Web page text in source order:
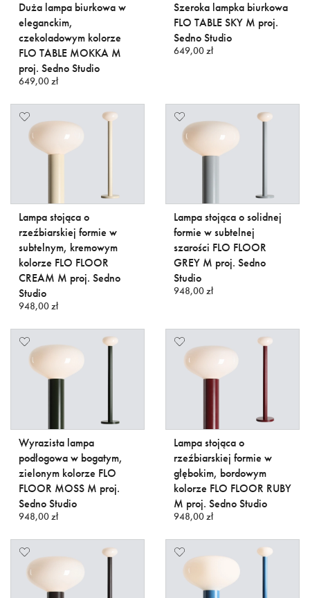
Duża lampa biurkowa w
eleganckim,
czekoladowym kolorze
FLO TABLE MOKKA M
proj. Sedno Studio
649,00 zł
Szeroka lampka biurkowa
FLO TABLE SKY M proj.
Sedno Studio
649,00 zł
Lampa stojąca o
rzeźbiarskiej formie w
subtelnym, kremowym
kolorze FLO FLOOR
CREAM M proj. Sedno
Studio
948,00 zł
Lampa stojąca o solidnej
formie w subtelnej
szarości FLO FLOOR
GREY M proj. Sedno
Studio
948,00 zł
Wyrazista lampa
podłogowa w bogatym,
zielonym kolorze FLO
FLOOR MOSS M proj.
Sedno Studio
948,00 zł
Lampa stojąca o
rzeźbiarskiej formie w
głębokim, bordowym
kolorze FLO FLOOR RUBY
M proj. Sedno Studio
948,00 zł